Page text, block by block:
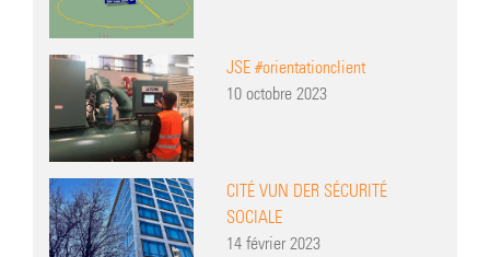
JSE #orientationclient
10 octobre 2023
CITÉ VUN DER SÉCURITÉ
SOCIALE
14 février 2023